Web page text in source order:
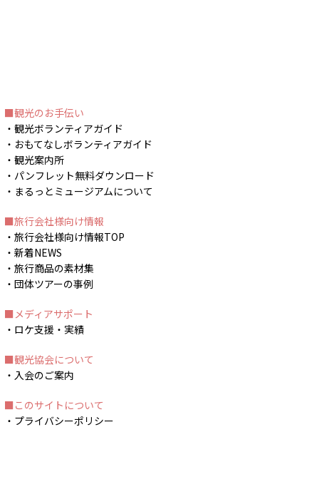
観光のお手伝い
観光ボランティアガイド
おもてなしボランティアガイド
観光案内所
パンフレット無料ダウンロード
まるっとミュージアムについて
旅行会社様向け情報
旅行会社様向け情報TOP
新着NEWS
旅行商品の素材集
団体ツアーの事例
メディアサポート
ロケ支援・実績
観光協会について
入会のご案内
このサイトについて
プライバシーポリシー